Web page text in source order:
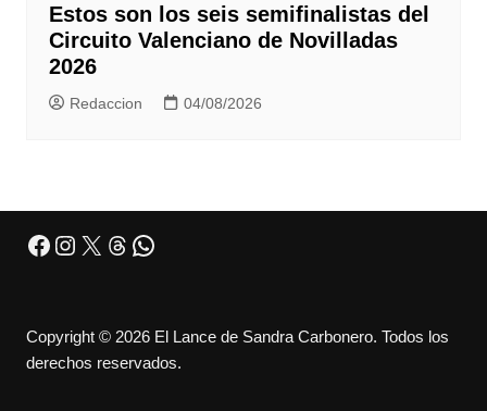
Estos son los seis semifinalistas del
Circuito Valenciano de Novilladas
2026
Redaccion 04/08/2026
Facebook Instagram X Threads WhatsApp
Copyright © 2026 El Lance de Sandra Carbonero. Todos los
derechos reservados.